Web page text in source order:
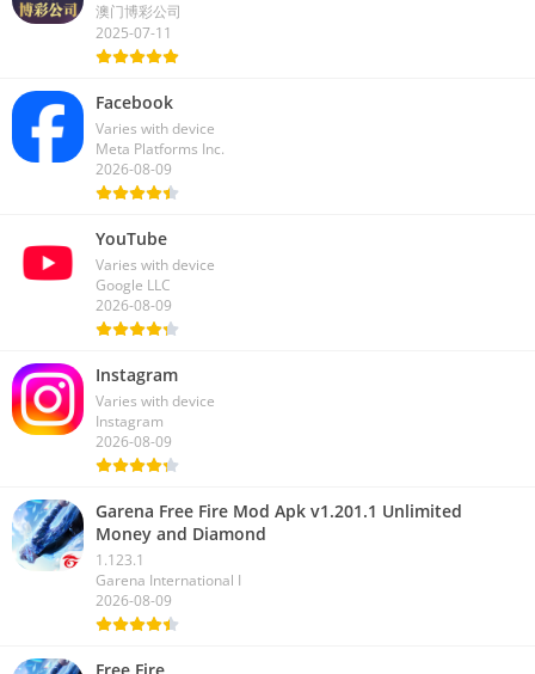
澳门博彩公司
2025-07-11
Facebook
Varies with device
Meta Platforms Inc.
2026-08-09
YouTube
Varies with device
Google LLC
2026-08-09
Instagram
Varies with device
Instagram
2026-08-09
Garena Free Fire Mod Apk v1.201.1 Unlimited
Money and Diamond
1.123.1
Garena International I
2026-08-09